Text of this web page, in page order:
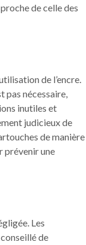
de celle des
de l’encre.
pas nécessaire,
inutiles et
judicieux de
de manière
prévenir une
Les
de